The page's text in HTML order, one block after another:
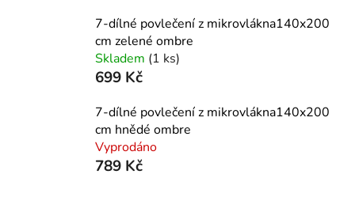
7-dílné povlečení z mikrovlákna140x200
cm zelené ombre
Skladem (1 ks)
699 Kč
7-dílné povlečení z mikrovlákna140x200
cm hnědé ombre
Vyprodáno
789 Kč